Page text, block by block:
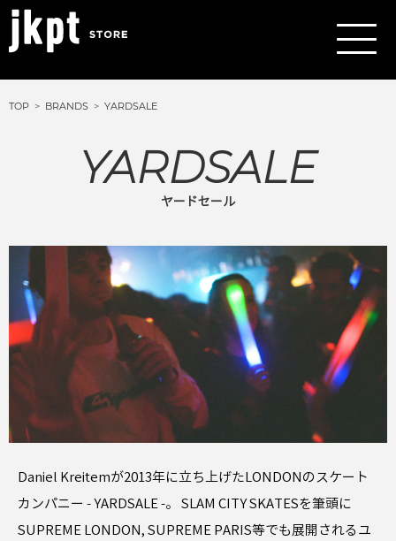
TOP BRANDS YARDSALE
YARDSALE
ヤードセール
Daniel Kreitemが2013年に立ち上げたLONDONのスケート
カンパニー - YARDSALE -。 SLAM CITY SKATESを筆頭に
SUPREME LONDON, SUPREME PARIS等でも展開されるユ